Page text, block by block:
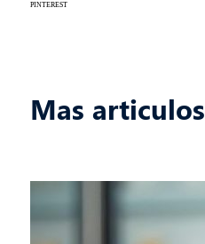
PINTEREST
Mas articulos